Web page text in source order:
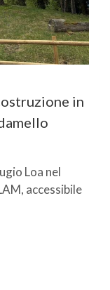
in
Loa nel
accessibile